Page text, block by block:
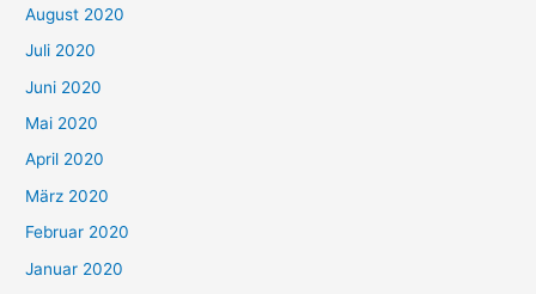
August 2020
Juli 2020
Juni 2020
Mai 2020
April 2020
März 2020
Februar 2020
Januar 2020